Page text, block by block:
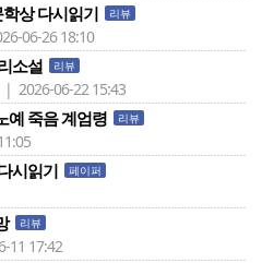
상 다시읽기 리뷰
06-26 18:10
소설 리뷰
2026-06-22 15:43
예 죽음 계엄령 리뷰
시읽기 페이퍼
리뷰
11 17:42